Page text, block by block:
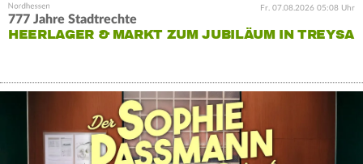
Fr. 07.08.2026 05:08 Uhr
777 Jahre Stadtrechte
HEERLAGER & MARKT ZUM JUBILÄUM IN TREYSA